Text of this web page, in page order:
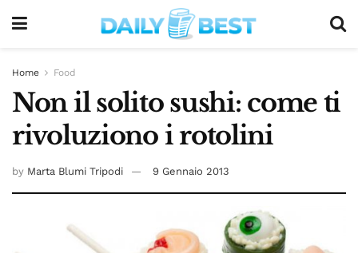
Home Food
Non il solito sushi: come ti
rivoluziono i rotolini
by Marta Blumi Tripodi 9 Gennaio 2013